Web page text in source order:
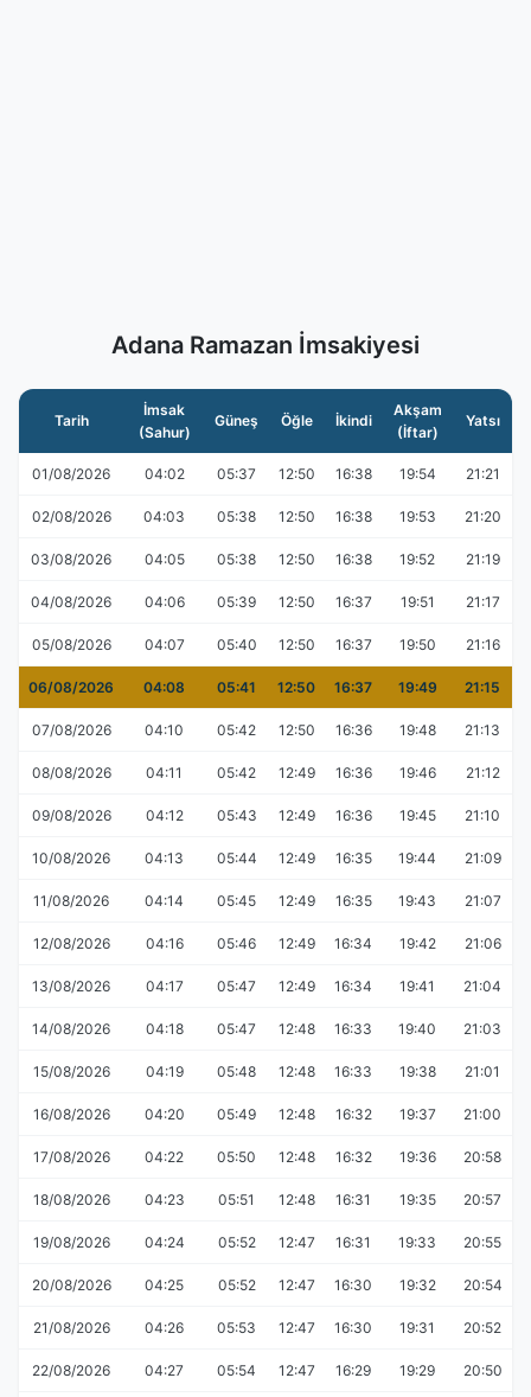
Adana Ramazan İmsakiyesi
Tarih
İmsak
(Sahur)
Güneş Öğle İkindi
Akşam
(İftar)
Yatsı
01/08/2026 04:02 05:37 12:50 16:38 19:54 21:21
02/08/2026 04:03 05:38 12:50 16:38 19:53 21:20
03/08/2026 04:05 05:38 12:50 16:38 19:52 21:19
04/08/2026 04:06 05:39 12:50 16:37 19:51 21:17
05/08/2026 04:07 05:40 12:50 16:37 19:50 21:16
06/08/2026 04:08 05:41 12:50 16:37 19:49 21:15
07/08/2026 04:10 05:42 12:50 16:36 19:48 21:13
08/08/2026 04:11 05:42 12:49 16:36 19:46 21:12
09/08/2026 04:12 05:43 12:49 16:36 19:45 21:10
10/08/2026 04:13 05:44 12:49 16:35 19:44 21:09
11/08/2026 04:14 05:45 12:49 16:35 19:43 21:07
12/08/2026 04:16 05:46 12:49 16:34 19:42 21:06
13/08/2026 04:17 05:47 12:49 16:34 19:41 21:04
14/08/2026 04:18 05:47 12:48 16:33 19:40 21:03
15/08/2026 04:19 05:48 12:48 16:33 19:38 21:01
16/08/2026 04:20 05:49 12:48 16:32 19:37 21:00
17/08/2026 04:22 05:50 12:48 16:32 19:36 20:58
18/08/2026 04:23 05:51 12:48 16:31 19:35 20:57
19/08/2026 04:24 05:52 12:47 16:31 19:33 20:55
20/08/2026 04:25 05:52 12:47 16:30 19:32 20:54
21/08/2026 04:26 05:53 12:47 16:30 19:31 20:52
22/08/2026 04:27 05:54 12:47 16:29 19:29 20:50